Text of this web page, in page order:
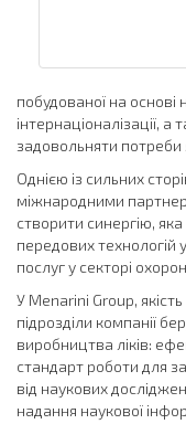
побудованої на основі
інтернаціоналізації,
задовольняти потреби
Однією із сильних
міжнародними
створити синергію,
передових технологій
послуг у секторі
У Menarini Group, якість
підрозділи компанії
виробництва ліків:
стандарт роботи для
від наукових
надання наукової